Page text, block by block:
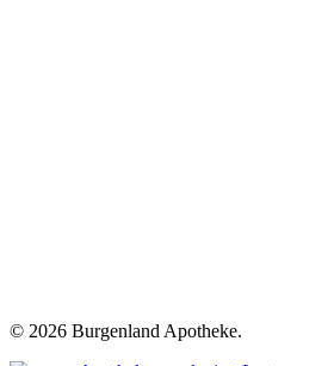
© 2026 Burgenland Apotheke.